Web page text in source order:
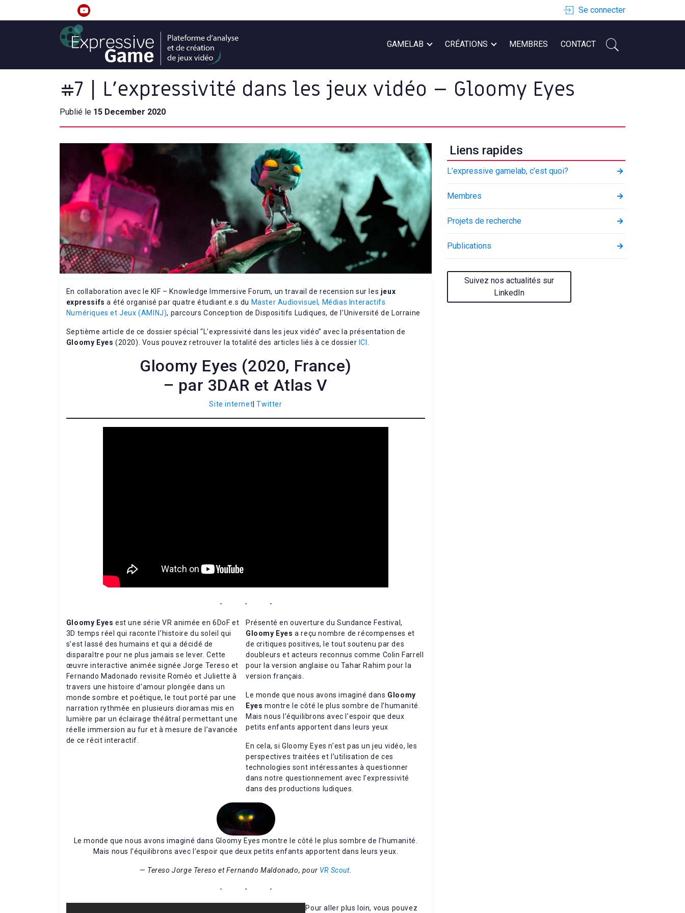
linkedin
Se connecter
GAMELAB CRÉATIONS MEMBRES CONTACT
#7 | L’expressivité dans les jeux vidéo – Gloomy Eyes
Publié le 15 December 2020
En collaboration avec le KIF – Knowledge Immersive Forum, un travail de recension sur les jeux
expressifs a été organisé par quatre étudiant.e.s du Master Audiovisuel, Médias Interactifs
Numériques et Jeux (AMINJ), parcours Conception de Dispositifs Ludiques, de l’Université de Lorraine
Septième article de ce dossier spécial “L’expressivité dans les jeux vidéo” avec la présentation de
Gloomy Eyes (2020). Vous pouvez retrouver la totalité des articles liés à ce dossier ICI
Gloomy Eyes (2020, France)
– par 3DAR et Atlas V
Site internet |Twitter
Gloomy Eyes est une série VR animée en 6DoF et
3D temps réel qui raconte l’histoire du soleil qui
s’est lassé des humains et qui a décidé de
disparaître pour ne plus jamais se lever. Cette
œuvre interactive animée signée Jorge Tereso et
Fernando Madonado revisite Roméo et Juliette à
travers une histoire d’amour plongée dans un
monde sombre et poétique, le tout porté par une
narration rythmée en plusieurs dioramas mis en
lumière par un éclairage théâtral permettant une
réelle immersion au fur et à mesure de l’avancée
de ce récit interactif.
Présenté en ouverture du Sundance Festival,
Gloomy Eyes a reçu nombre de récompenses et
de critiques positives, le tout soutenu par des
doubleurs et acteurs reconnus comme Colin Farrell
pour la version anglaise ou Tahar Rahim pour la
version français.
Le monde que nous avons imaginé dans Gloomy
Eyes montre le côté le plus sombre de l’humanité.
Mais nous l’équilibrons avec l’espoir que deux
petits enfants apportent dans leurs yeux
En cela, si Gloomy Eyes n’est pas un jeu vidéo, les
perspectives traitées et l’utilisation de ces
technologies sont intéressantes à questionner
dans notre questionnement avec l’expressivité
dans des productions ludiques.
Le monde que nous avons imaginé dans Gloomy Eyes montre le côté le plus sombre de l’humanité.
Mais nous l’équilibrons avec l’espoir que deux petits enfants apportent dans leurs yeux.
— Tereso Jorge Tereso et Fernando Maldonado, pour VR Scout.
Pour aller plus loin, vous pouvez
Liens rapides
L’expressive gamelab, c’est quoi?
Membres
Projets de recherche
Publications
Suivez nos actualités sur
LinkedIn